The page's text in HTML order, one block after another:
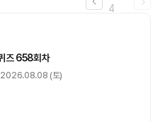
4
즈 658회차
(토)